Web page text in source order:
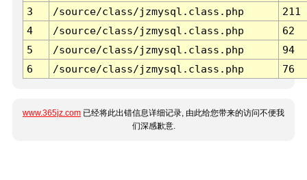
3 /source/class/jzmysql.class.php
211
4
/source/class/jzmysql.class.php
62
5
/source/class/jzmysql.class.php
94
6
/source/class/jzmysql.class.php 76
www.365jz.com 已经将此出错信息详细记录, 由此给您带来的访问不便我
们深感歉意.